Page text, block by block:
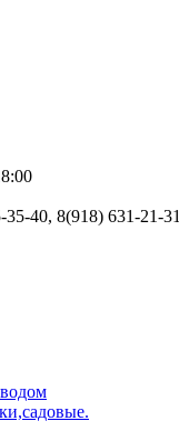
40, 8(918) 631-21-31